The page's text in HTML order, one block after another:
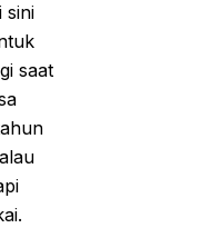
sini
saat